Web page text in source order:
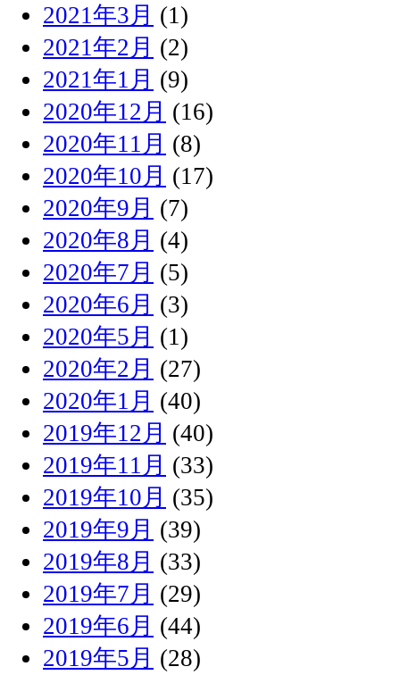
2021年3月 (1)
2021年2月 (2)
2021年1月 (9)
2020年12月 (16)
2020年11月 (8)
2020年10月 (17)
2020年9月 (7)
2020年8月 (4)
2020年7月 (5)
2020年6月 (3)
2020年5月 (1)
2020年2月 (27)
2020年1月 (40)
2019年12月 (40)
2019年11月 (33)
2019年10月 (35)
2019年9月 (39)
2019年8月 (33)
2019年7月 (29)
2019年6月 (44)
2019年5月 (28)